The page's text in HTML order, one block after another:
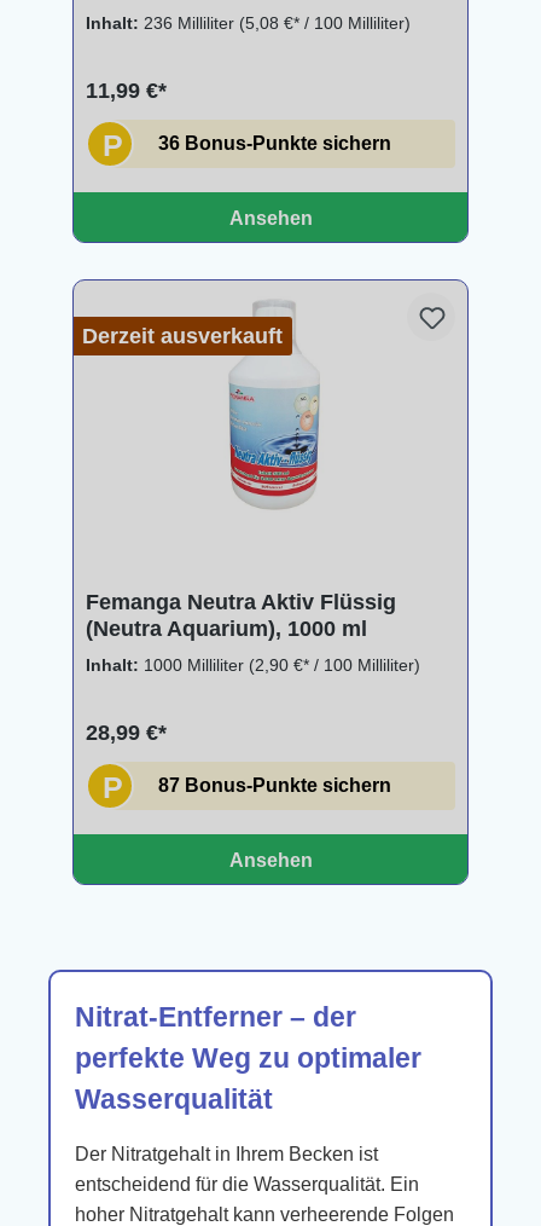
Inhalt: 236 Milliliter (5,08 €* / 100 Milliliter)
11,99 €*
P 36 Bonus-Punkte sichern
Ansehen
Derzeit ausverkauft
Femanga Neutra Aktiv Flüssig
(Neutra Aquarium), 1000 ml
Inhalt: 1000 Milliliter (2,90 €* / 100 Milliliter)
28,99 €*
P 87 Bonus-Punkte sichern
Ansehen
Nitrat-Entferner – der
perfekte Weg zu optimaler
Wasserqualität
Der Nitratgehalt in Ihrem Becken ist
entscheidend für die Wasserqualität. Ein
hoher Nitratgehalt kann verheerende Folgen